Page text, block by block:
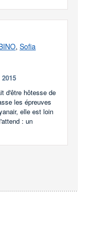
, Sofia
2015
d'être hôtesse de
les épreuves
elle est loin
: un